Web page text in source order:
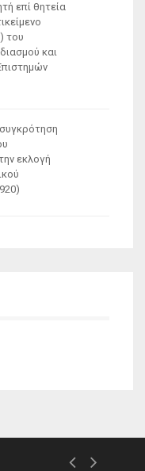
επί θητεία
του
και
εκλογή